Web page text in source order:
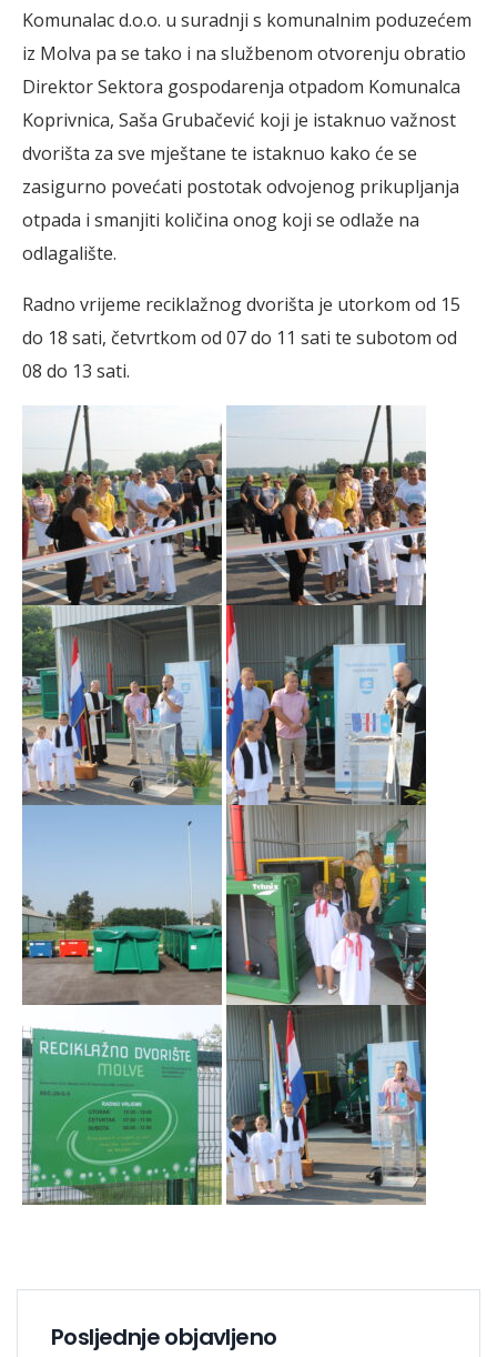
Komunalac d.o.o. u suradnji s komunalnim poduzećem
iz Molva pa se tako i na službenom otvorenju obratio
Direktor Sektora gospodarenja otpadom Komunalca
Koprivnica, Saša Grubačević koji je istaknuo važnost
dvorišta za sve mještane te istaknuo kako će se
zasigurno povećati postotak odvojenog prikupljanja
otpada i smanjiti količina onog koji se odlaže na
odlagalište.
Radno vrijeme reciklažnog dvorišta je utorkom od 15
do 18 sati, četvrtkom od 07 do 11 sati te subotom od
08 do 13 sati.
Posljednje objavljeno